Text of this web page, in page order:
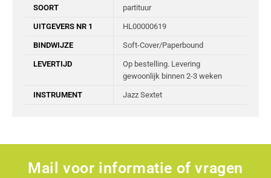
SOORT partituur
UITGEVERS NR 1 HL00000619
BINDWIJZE Soft-Cover/Paperbound
LEVERTIJD
Op bestelling. Levering
gewoonlijk binnen 2-3 weken
INSTRUMENT Jazz Sextet
Mail voor informatie of vragen